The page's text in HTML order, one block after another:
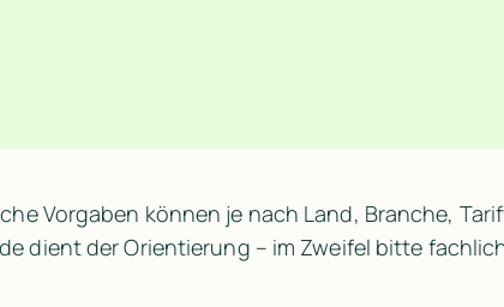
Vorgaben können je nach Land, Branche,
dient der Orientierung – im Zweifel bitte